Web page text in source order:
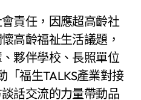
責任，因應超高齡社
高齡福祉生活議題，
夥伴學校、長照單位
「福生TALKS產業對接
話交流的力量帶動品